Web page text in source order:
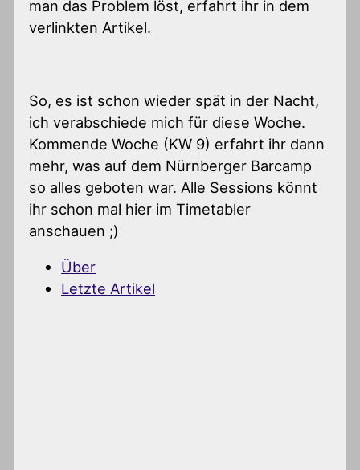
man das Problem löst, erfahrt ihr in dem
verlinkten Artikel.
So, es ist schon wieder spät in der Nacht,
ich verabschiede mich für diese Woche.
Kommende Woche (KW 9) erfahrt ihr dann
mehr, was auf dem Nürnberger Barcamp
so alles geboten war. Alle Sessions könnt
ihr schon mal hier im Timetabler
anschauen ;)
Über
Letzte Artikel